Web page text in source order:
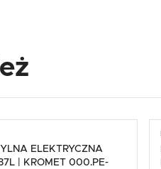
ELEKTRYCZNA
| KROMET 000.PE-
użytkowników.
zgody na analityczne
analizy
Treści
nasze